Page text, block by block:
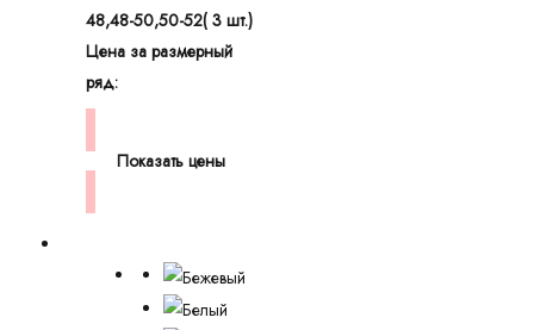
48,48-50,50-52( 3 шт.)
Цена за размерный
ряд:
Показать цены